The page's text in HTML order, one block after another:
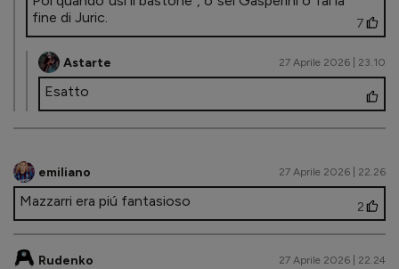
fine di Juric.
7
Astarte 27 Aprile 2026 | 23.10
Esatto
emiliano 27 Aprile 2026 | 22.26
Mazzarri era piú fantasioso 2
Rudenko 27 Aprile 2026 | 22.24